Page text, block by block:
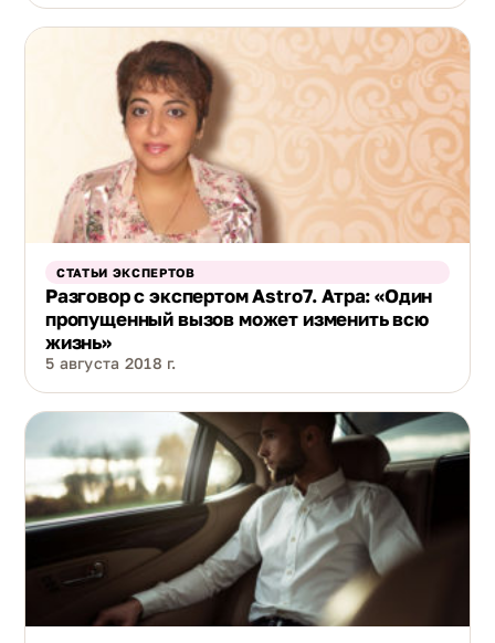
СТАТЬИ ЭКСПЕРТОВ
Разговор с экспертом Astro7. Атра: «Один
пропущенный вызов может изменить всю
жизнь»
5 августа 2018 г.